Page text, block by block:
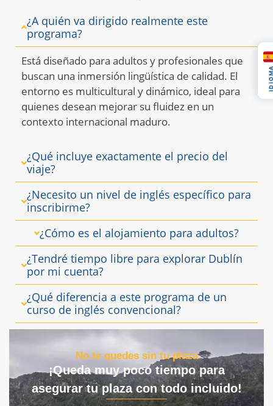
No te quedes sin tu plaza
¡Queda muy poco tiempo para
asegurar tu plaza con todo incluido!
¿A quién va dirigido realmente este
programa?
Está diseñado para adultos y profesionales que
buscan una inmersión lingüística de calidad. El
entorno es multicultural y dinámico, ideal para
quienes desean mejorar su fluidez en un
contexto internacional maduro.
¿Qué incluye exactamente el precio del
viaje?
¿Necesito un nivel de inglés específico para
inscribirme?
¿Cómo es el alojamiento para adultos?
¿Tendré tiempo libre para explorar Dublín
por mi cuenta?
¿Qué diferencia a este programa de un
curso de inglés convencional?